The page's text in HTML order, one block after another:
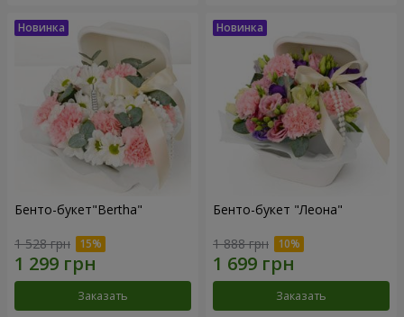
Бенто-букет"Bertha"
1 528 грн
Заказать
Бенто-букет "Леона"
1 888 грн
Заказать